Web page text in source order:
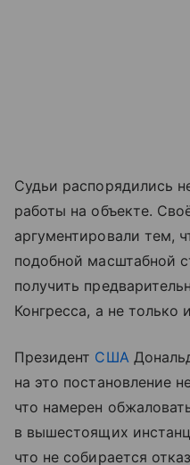
Судьи распорядились
работы на объекте.
аргументировали тем,
подобной масштабной
получить
Конгресса, а не только
Президент США
на это постановление
что намерен
в вышестоящих
что не собирается